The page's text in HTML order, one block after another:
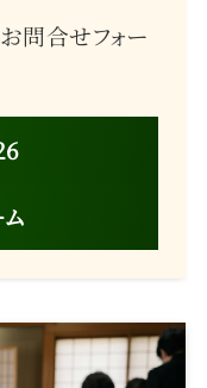
問合せフォー